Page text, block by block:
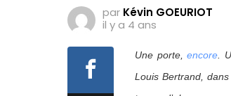
par Kévin GOEURIOT
il y a 4 ans
Une porte,encore.
Louis Bertrand,